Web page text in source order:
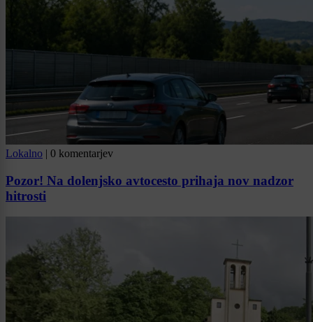
Lokalno | 0 komentarjev
Pozor! Na dolenjsko avtocesto prihaja nov nadzor
hitrosti